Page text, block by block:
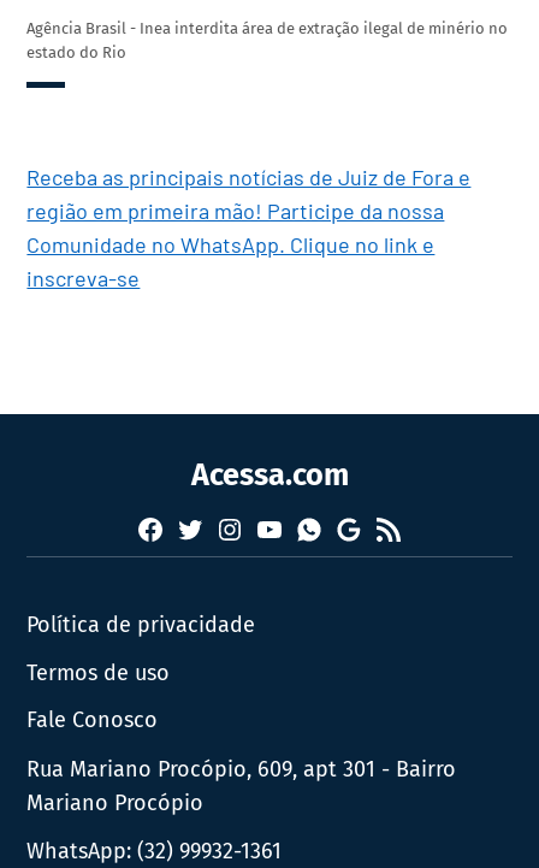
Agência Brasil - Inea interdita área de extração ilegal de minério no
estado do Rio
Receba as principais notícias de Juiz de Fora e
região em primeira mão! Participe da nossa
Comunidade no WhatsApp. Clique no link e
inscreva-se
Acessa.com
Facebook
TwitterInstagram
YouTubeWhatsapp
Google
News
RSS
Política de privacidade
Termos de uso
Fale Conosco
Rua Mariano Procópio, 609, apt 301 - Bairro
Mariano Procópio
WhatsApp:(32) 99932-1361